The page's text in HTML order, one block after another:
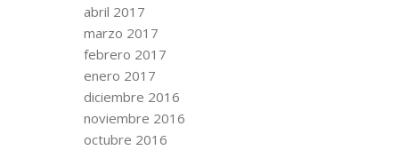
abril 2017
marzo 2017
febrero 2017
enero 2017
diciembre 2016
noviembre 2016
octubre 2016